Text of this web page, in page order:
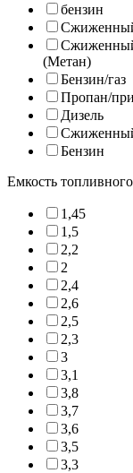
бензин
Сжиженный
(Метан)
Бензин/газ
Пропан/
Дизель
Сжиженный
Бензин
Емкость
1,45
1,5
2,2
2
2,4
2,6
2,5
2,3
3
3,1
3,8
3,7
3,6
3,5
3,3